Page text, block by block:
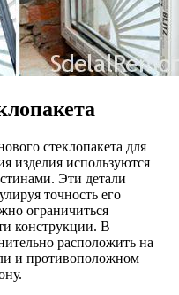
стеклопакета для
изделия используются
Эти детали
точность его
ограничиться
конструкции. В
расположить на
и противоположном